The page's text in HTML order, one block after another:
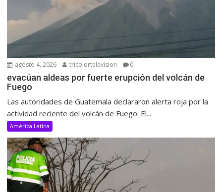
agosto 4, 2026 tricolortelevision 0
evacúan aldeas por fuerte erupción del volcán de
Fuego
Las autoridades de Guatemala declararon alerta roja por la
actividad reciente del volcán de Fuego. El...
América Latina